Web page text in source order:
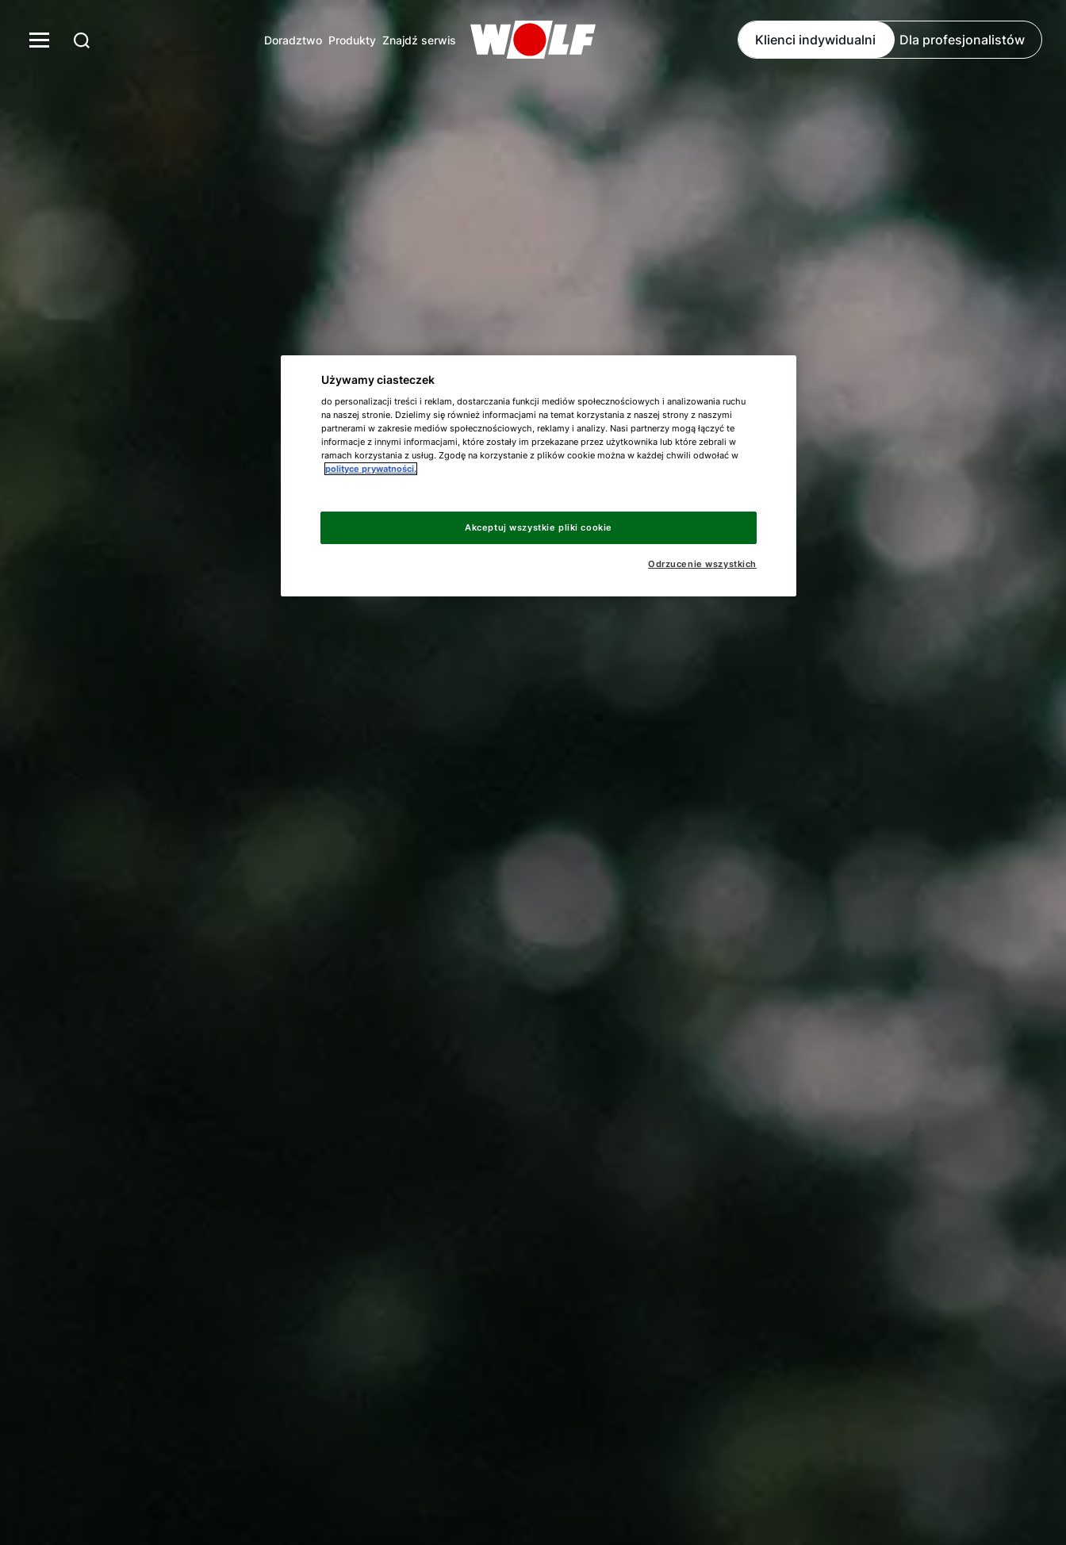
Doradztwo Produkty Znajdź serwis Klienci indywidualni Dla profesjonalistów
Używamy ciasteczek
do personalizacji treści i reklam, dostarczania funkcji mediów społecznościowych i analizowania ruchu
na naszej stronie. Dzielimy się również informacjami na temat korzystania z naszej strony z naszymi
partnerami w zakresie mediów społecznościowych, reklamy i analizy. Nasi partnerzy mogą łączyć te
informacje z innymi informacjami, które zostały im przekazane przez użytkownika lub które zebrali w
ramach korzystania z usług. Zgodę na korzystanie z plików cookie można w każdej chwili odwołać w
polityce prywatności.
Odrzucenie wszystkich
Akceptuj wszystkie pliki cookie